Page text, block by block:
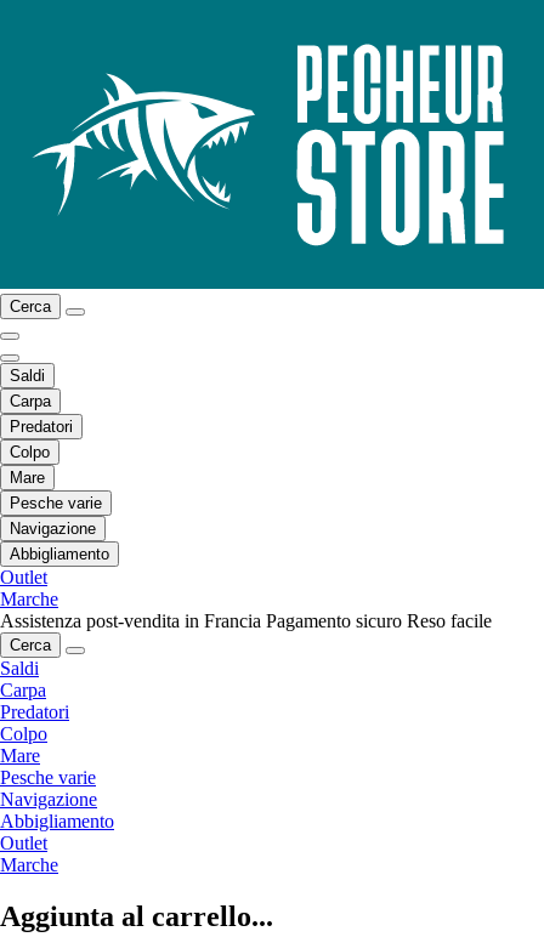
Cerca
Saldi
Carpa
Predatori
Colpo
Mare
Pesche varie
Navigazione
Abbigliamento
Outlet
Marche
Assistenza post-vendita in Francia Pagamento sicuro Reso facile
Cerca
Saldi
Carpa
Predatori
Colpo
Mare
Pesche varie
Navigazione
Abbigliamento
Outlet
Marche
Aggiunta al carrello...